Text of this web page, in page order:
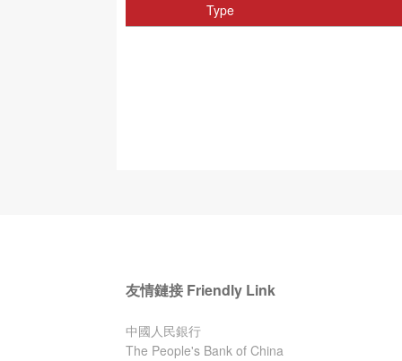
Type
友情鏈接 Friendly Link
中國人民銀行
The People's Bank of China